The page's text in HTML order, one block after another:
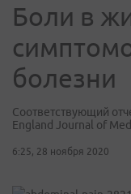
Боли в
болезни
Соответствующий
England Journal of
6:25, 28 ноября 2020